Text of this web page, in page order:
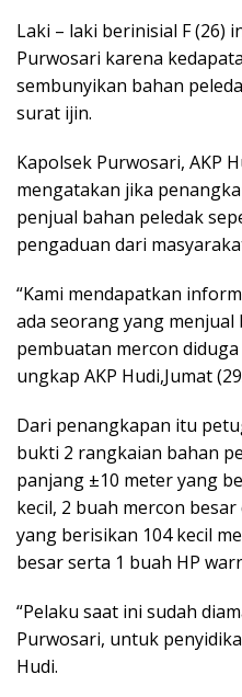
Laki – laki berinisial F (26)
Purwosari karena
sembunyikan bahan
surat ijin.
Kapolsek Purwosari, AKP
mengatakan jika
penjual bahan peledak
pengaduan dari
“Kami mendapatkan
ada seorang yang
pembuatan mercon
ungkap AKP Hudi,Jumat
Dari penangkapan itu
bukti 2 rangkaian bahan
panjang ±10 meter yang
kecil, 2 buah mercon
yang berisikan 104 kecil
besar serta 1 buah HP
“Pelaku saat ini sudah
Purwosari, untuk
Hudi.